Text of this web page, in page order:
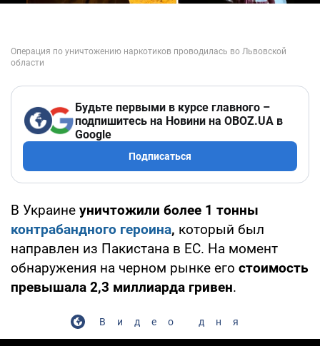
Будьте первыми в курсе главного –
подпишитесь на Новини на OBOZ.UA в
Google
Подписаться
В Украине уничтожили более 1 тонны
контрабандного героина, который был
направлен из Пакистана в ЕС. На момент
обнаружения на черном рынке его стоимость
превышала 2,3 миллиарда гривен.
Видео дня